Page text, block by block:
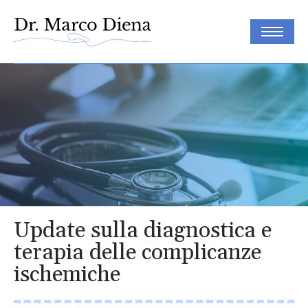
Update sulla diagnostica e
terapia delle complicanze
ischemiche